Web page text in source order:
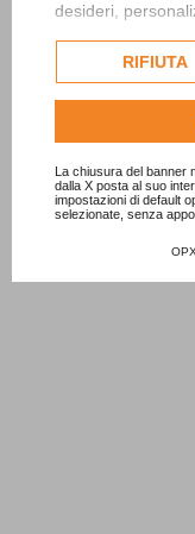
desideri,
esclusivamente
dell'utente.
Consulta
RIFIUTA
La chiusura del banner
dalla X posta al suo
impostazioni di default
selezionate, senza